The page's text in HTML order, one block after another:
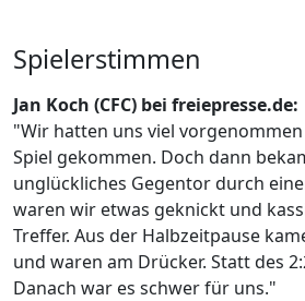
Spielerstimmen
Jan Koch (CFC) bei freiepresse.de:
"Wir hatten uns viel
Spiel gekommen. Doch dann
unglückliches Gegentor durch
waren wir etwas geknickt und
Treffer. Aus der Halbzeitpause
und waren am Drücker. Statt des
Danach war es schwer für uns."